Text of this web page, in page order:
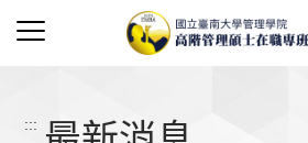
:::